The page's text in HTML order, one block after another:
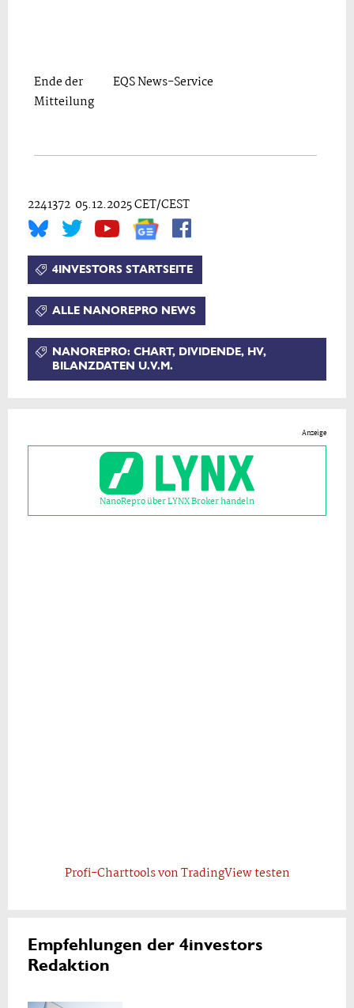
Ende der
Mitteilung
EQS News-Service
2241372 05.12.2025 CET/CEST
4INVESTORS STARTSEITE
ALLE NANOREPRO NEWS
NANOREPRO: CHART, DIVIDENDE, HV,
BILANZDATEN U.V.M.
Anzeige
NanoRepro über LYNX Broker handeln
Profi-Charttools von TradingView testen
Empfehlungen der 4investors
Redaktion